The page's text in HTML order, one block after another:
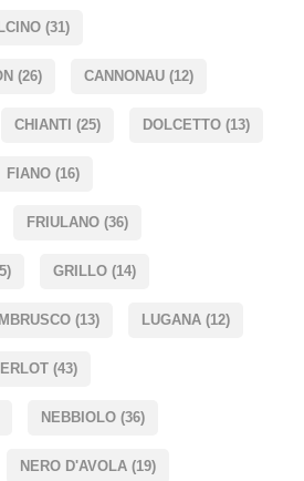
(31)
(26) CANNONAU (12)
CHIANTI (25) DOLCETTO (13)
FIANO (16)
FRIULANO (36)
GRILLO (14)
(13) LUGANA (12)
(43)
NEBBIOLO (36)
NERO D'AVOLA (19)